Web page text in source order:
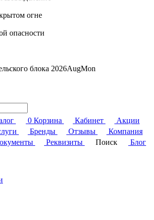
огне
опасности
блока 2026AugMon
0 Корзина Кабинет
Акции
Бренды Отзывы
Компания
Реквизиты Поиск
Блог